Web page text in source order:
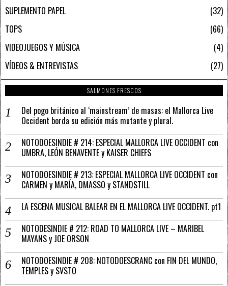
SUPLEMENTO PAPEL
32
TOPS
66
VIDEOJUEGOS Y MÚSICA
4
VÍDEOS & ENTREVISTAS
27
SALMONES FRESCOS
Del pogo británico al ‘mainstream’ de masas: el Mallorca Live
Occident borda su edición más mutante y plural.
NOTODOESINDIE # 214: ESPECIAL MALLORCA LIVE OCCIDENT con
UMBRA, LEÓN BENAVENTE y KAISER CHIEFS
NOTODOESINDIE # 213: ESPECIAL MALLORCA LIVE OCCIDENT con
CARMEN y MARÍA, DMASSO y STANDSTILL
LA ESCENA MUSICAL BALEAR EN EL MALLORCA LIVE OCCIDENT. pt1
NOTODESINDIE # 212: ROAD TO MALLORCA LIVE – MARIBEL
MAYANS y JOE ORSON
NOTODOESINDIE # 208: NOTODOESCRANC con FIN DEL MUNDO,
TEMPLES y SVSTO